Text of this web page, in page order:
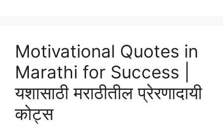
Motivational Quotes in
Marathi for Success |
यशासाठी मराठीतील प्रेरणादायी
कोट्स